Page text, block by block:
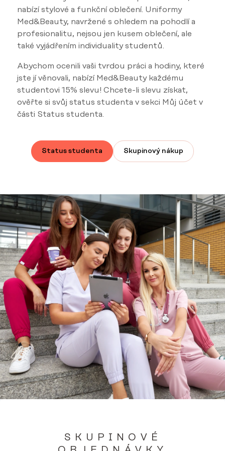
nabízí stylové a funkční oblečení. Uniformy
Med&Beauty, navržené s ohledem na pohodlí a
profesionalitu, nejsou jen kusem oblečení, ale
také vyjádřením individuality studentů.
Abychom ocenili vaši tvrdou práci a hodiny, které
jste jí věnovali, nabízí Med&Beauty každému
studentovi 15% slevu! Chcete-li slevu získat,
ověřte si svůj status studenta v sekci Můj účet v
části Status studenta.
Status studenta Skupinový nákup
SKUPINOVÉ